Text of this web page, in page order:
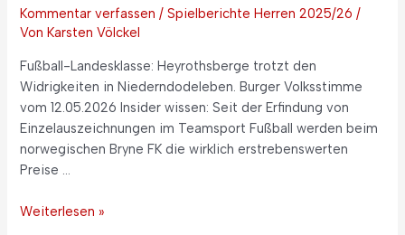
Kommentar verfassen /Spielberichte Herren 2025/26 /
Von Karsten Völckel
Fußball-Landesklasse: Heyrothsberge trotzt den
Widrigkeiten in Niederndodeleben. Burger Volksstimme
vom 12.05.2026 Insider wissen: Seit der Erfindung von
Einzelauszeichnungen im Teamsport Fußball werden beim
norwegischen Bryne FK die wirklich erstrebenswerten
Preise …
Weiterlesen »